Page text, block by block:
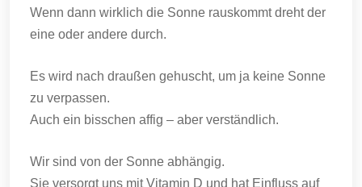
Wenn dann wirklich die Sonne rauskommt dreht der
eine oder andere durch.
Es wird nach draußen gehuscht, um ja keine Sonne
zu verpassen.
Auch ein bisschen affig – aber verständlich.
Wir sind von der Sonne abhängig.
Sie versorgt uns mit Vitamin D und hat Einfluss auf